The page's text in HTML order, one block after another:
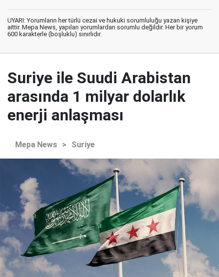
UYARI: Yorumların her türlü cezai ve hukuki sorumluluğu yazan kişiye
aittir. Mepa News, yapılan yorumlardan sorumlu değildir. Her bir yorum
600 karakterle (boşluklu) sınırlıdır.
Suriye ile Suudi Arabistan
arasında 1 milyar dolarlık
enerji anlaşması
Mepa News > Suriye